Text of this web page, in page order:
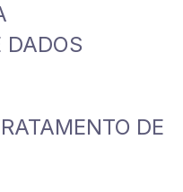
DADOS
DE